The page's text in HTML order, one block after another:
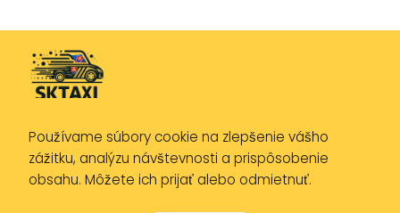
Zásady ochrany osobných údajov
Zásady používania cookies
Používame súbory cookie na zlepšenie vášho
zážitku, analýzu návštevnosti a prispôsobenie
obsahu. Môžete ich prijať alebo odmietnuť.